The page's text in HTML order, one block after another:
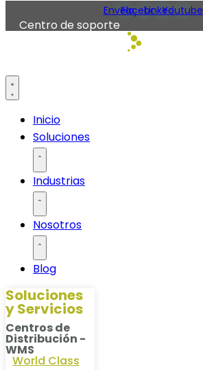
Envelope
Facebook
LinkedinYoutube
Centro de soporte
Inicio
Soluciones
Industrias
Nosotros
Blog
Soluciones
y Servicios
Centros de
Distribución -
WMS
World Class